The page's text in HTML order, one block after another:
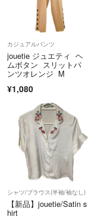
カジュアルパンツ
jouetie ジュエティ ヘ
ムボタン スリットパ
ンツオレンジ M
¥1,080
シャツ/ブラウス(半袖/袖なし)
【新品】jouetie/Satin s
hirt